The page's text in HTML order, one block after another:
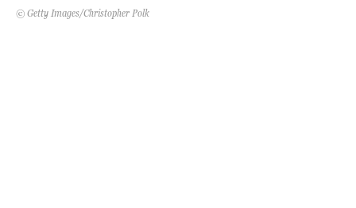
© Getty Images/Christopher Polk